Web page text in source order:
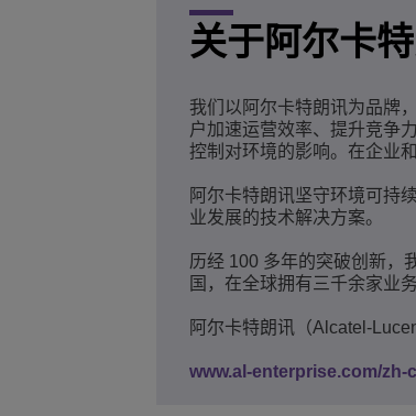
关于阿尔卡
我们以阿尔卡特朗讯为品牌
户加速运营效率、提升竞争
控制对环境的影响。在企业
阿尔卡特朗讯坚守环境可持
业发展的技术解决方案。
历经 100 多年的突破创新，
国，在全球拥有三千余家业
阿尔卡特朗讯（Alcatel-
www.al-enterprise.com/zh-